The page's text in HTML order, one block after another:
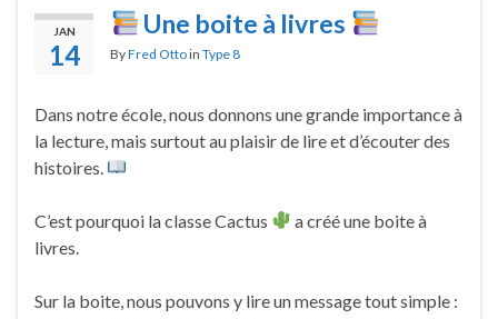
JAN
14
Une boite à livres
ByFred Ottoin Type 8
Dans notre école, nous donnons une grande importance à
la lecture, mais surtout au plaisir de lire et d’écouter des
histoires.
C’est pourquoi la classe Cactus
a créé une boite à
livres.
Sur la boite, nous pouvons y lire un message tout simple :